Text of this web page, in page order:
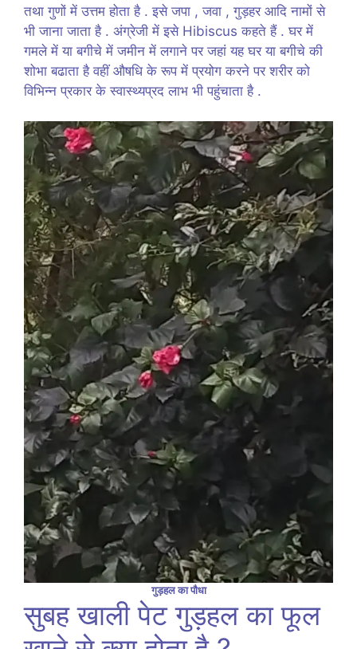
तथा गुणों में उत्तम होता है . इसे जपा , जवा , गुड़हर आदि नामों से
भी जाना जाता है . अंग्रेजी में इसे Hibiscus कहते हैं . घर में
गमले में या बगीचे में जमीन में लगाने पर जहां यह घर या बगीचे की
शोभा बढाता है वहीं औषधि के रूप में प्रयोग करने पर शरीर को
विभिन्न प्रकार के स्वास्थ्यप्रद लाभ भी पहुंचाता है .
गुड़हल का पौधा
सुबह खाली पेट गुड़हल का फूल